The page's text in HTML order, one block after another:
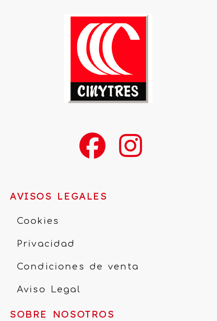
AVISOS LEGALES
Cookies
Privacidad
Condiciones de venta
Aviso Legal
SOBRE NOSOTROS